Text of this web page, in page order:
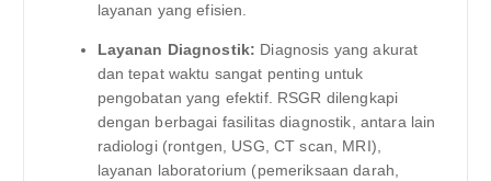
layanan yang efisien.
Layanan Diagnostik: Diagnosis yang akurat
dan tepat waktu sangat penting untuk
pengobatan yang efektif. RSGR dilengkapi
dengan berbagai fasilitas diagnostik, antara lain
radiologi (rontgen, USG, CT scan, MRI),
layanan laboratorium (pemeriksaan darah,